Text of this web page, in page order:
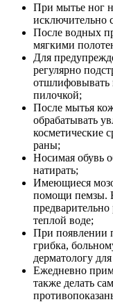
При мытье ног
исключительно
После водных
мягкими
Для
регулярно
отшлифовывать
пилочкой;
После мытья
обрабатывать
косметические
раны;
Носимая обувь
натирать;
Имеющиеся
помощи пемзы.
теплой воде;
При появлении
грибка,
дерматологу
Ежедневно
также делать